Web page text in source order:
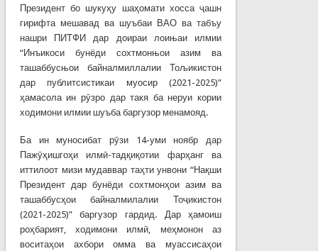
Президент бо шукуҳу шаҳомати хосса ҷашн
гирифта мешавад ва шуъбаи ВАО ва табъу
нашри ПИТФИ дар доираи лоињаи илмии
“Инъикоси бунёди сохтмонњои азим ва
ташаббусњои байналмиллалии Тољикистон
дар публитсистикаи муосир (2021-2025)”
ҳамасола ин рӯзро дар такя ба неруи кории
ходимони илмии шуъба баргузор менамояд.
Ба ин муносибат рӯзи 14-уми ноябр дар
Пажӯҳишгоҳи илмӣ-тадқиқотии фарҳанг ва
иттилоот мизи мудаввар таҳти унвони “Нақши
Президент дар бунёди сохтмонҳои азим ва
ташаббусҳои байналмилалии Тоҷикистон
(2021-2025)” баргузор гардид. Дар ҳамоиш
роҳбарият, ходимони илмӣ, меҳмонон аз
воситаҳои ахбори омма ва муассисаҳои